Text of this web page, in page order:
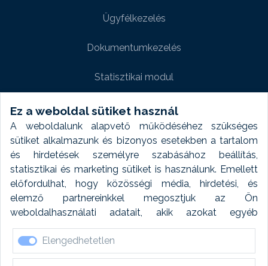
Ez a weboldal sütiket használ
A weboldalunk alapvető működéséhez szükséges
sütiket alkalmazunk és bizonyos esetekben a tartalom
és hirdetések személyre szabásához beállítás,
statisztikai és marketing sütiket is használunk. Emellett
előfordulhat, hogy közösségi média, hirdetési, és
elemző partnereinkkel megosztjuk az Ön
weboldalhasználati adatait, akik azokat egyéb
forrásokból gyűjtött adatokkal kombinálhatják. A sütik
elfogadásával kapcsolatosan naplózást végzünk és
ezen adatokat 6 hónap után automatikusan töröljük. A
Elengedhetetlen
Ügyfélkezelés
Dokumentumkezelés
Statisztikai modul
Weboldal modul
Fényképtár extra modul
Autómosó modul
Feladatütemezés